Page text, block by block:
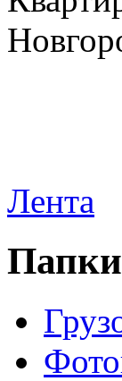
Лента
Папки